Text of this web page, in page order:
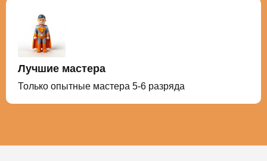
Лучшие мастера
Только опытные мастера 5-6 разряда